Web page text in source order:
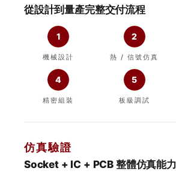
從設計到量產完整交付流程
1
機械設計
2
熱 / 信號仿真
4
精密組裝
5
板級調試
仿真驗證
Socket + IC + PCB 整體仿真能力